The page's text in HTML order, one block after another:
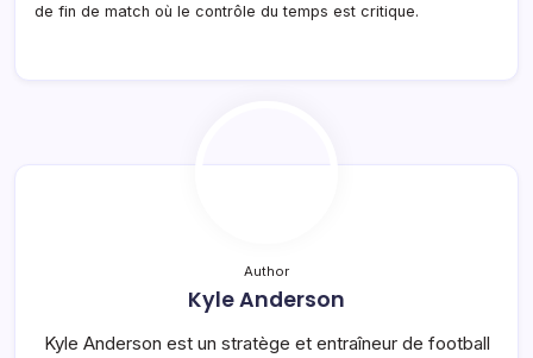
de fin de match où le contrôle du temps est critique.
Author
Kyle Anderson
Kyle Anderson est un stratège et entraîneur de football